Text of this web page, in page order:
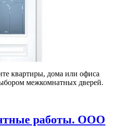
квартиры, дома или офиса
межкомнатных дверей.
работы. ООО